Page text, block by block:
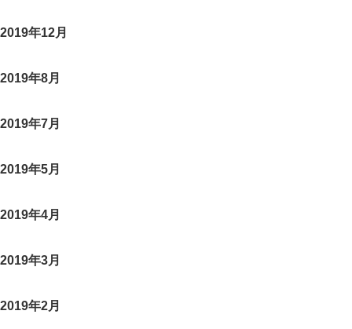
2019年12月
2019年8月
2019年7月
2019年5月
2019年4月
2019年3月
2019年2月